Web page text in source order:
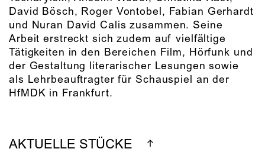
David Bösch, Roger Vontobel, Fabian Gerhardt
und Nuran David Calis zusammen. Seine
Arbeit erstreckt sich zudem auf vielfältige
Tätigkeiten in den Bereichen Film, Hörfunk und
der Gestaltung literarischer Lesungen sowie
als Lehrbeauftragter für Schauspiel an der
HfMDK in Frankfurt.
AKTUELLE STÜCKE